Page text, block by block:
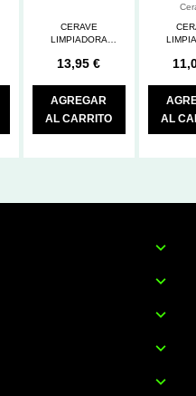
CERAVE
LIMPIADORA
HIDRAT.
13,95 €
AGREGAR
AL CARRITO
AL